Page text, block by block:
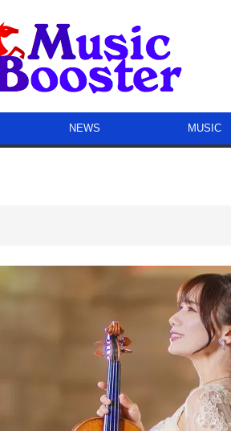
NEWS MUSIC